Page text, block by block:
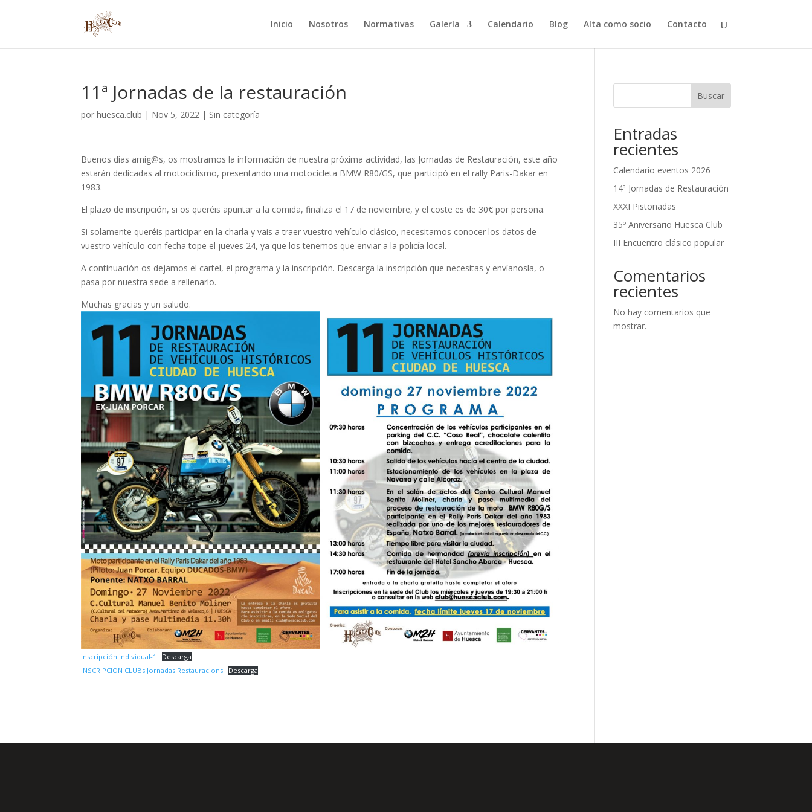
Inicio Nosotros Normativas Galería Calendario Blog Alta como socio Contacto
11ª Jornadas de la restauración
porhuesca.club | Nov 5, 2022 | Sin categoría
Buenos días amig@s, os mostramos la información de nuestra próxima actividad, las Jornadas de Restauración, este año
estarán dedicadas al motociclismo, presentando una motocicleta BMW R80/GS, que participó en el rally Paris-Dakar en
1983.
El plazo de inscripción, si os queréis apuntar a la comida, finaliza el 17 de noviembre, y el coste es de 30€ por persona.
Si solamente queréis participar en la charla y vais a traer vuestro vehículo clásico, necesitamos conocer los datos de
vuestro vehículo con fecha tope el jueves 24, ya que los tenemos que enviar a la policía local.
A continuación os dejamos el cartel, el programa y la inscripción. Descarga la inscripción que necesitas y envíanosla, o
pasa por nuestra sede a rellenarlo.
Muchas gracias y un saludo.
inscripción individual-1
Descarga
INSCRIPCION CLUBs Jornadas Restauracions
Descarga
Buscar
Entradas
recientes
Calendario eventos 2026
14ª Jornadas de Restauración
XXXI Pistonadas
35º Aniversario Huesca Club
III Encuentro clásico popular
Comentarios
recientes
No hay comentarios que
mostrar.